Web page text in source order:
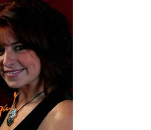
eu amo
sou mãe solteira Os trio os
RomaAlmanova a filha da
olá a cigonhaAna vêm
cid junta a cabanaEmmanuel
Helena acabou se o que era